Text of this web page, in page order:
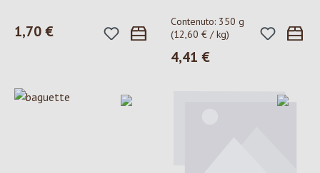
Prezzo normale:
1,70 €
Contenuto: 350 g
(12,60 € / kg)
Prezzo normale:
4,41 €